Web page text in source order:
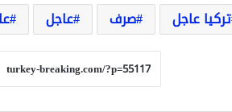
تركيا عاجل صرف عاجل